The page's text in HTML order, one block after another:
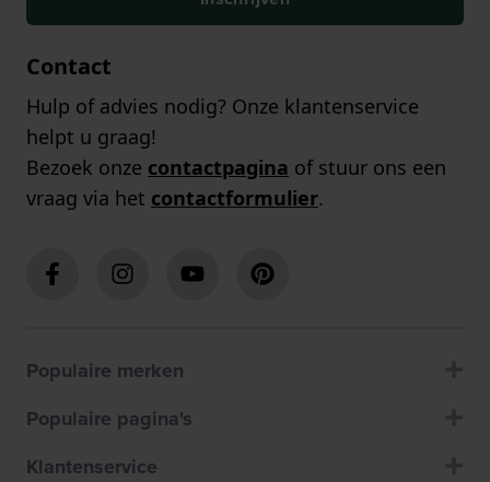
Contact
Hulp of advies nodig? Onze klantenservice
helpt u graag!
Bezoek onze contactpagina of stuur ons een
vraag via het contactformulier.
Populaire merken
Populaire pagina's
Klantenservice